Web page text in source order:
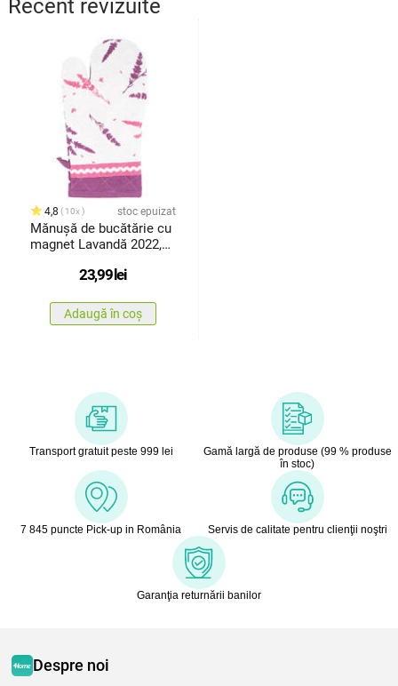
Recent revizuite
4,8 10x stoc epuizat
Mănușă de bucătărie cu
magnet Lavandă 2022,
23,99 lei
Adaugă în coș
Transport gratuit peste 999 lei
Gamă largă de produse (99 % produse
în stoc)
7 845 puncte Pick-up in România Servis de calitate pentru clienţii noştri
Garanţia returnării banilor
Despre noi